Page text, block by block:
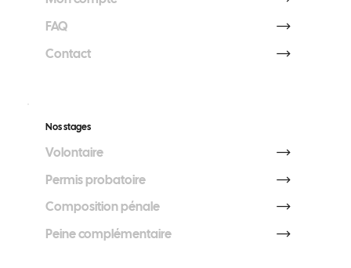
Nos stages
Volontaire
Permis probatoire
Composition pénale
Peine complémentaire
FAQ
Contact